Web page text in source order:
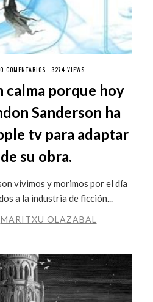
0 COMENTARIOS · 3274 VIEWS
calma porque hoy
Sanderson ha
tv para adaptar
su obra.
vivimos y morimos por el día
a la industria de ficción...
MARITXU OLAZABAL